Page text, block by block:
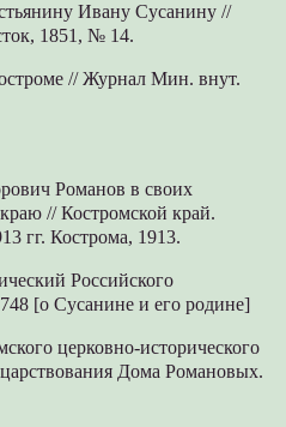
Ивану Сусанину //
1851, № 14.
// Журнал Мин. внут.
Романов в своих
// Костромской край.
гг. Кострома, 1913.
Российского
[о Сусанине и его родине]
церковно-исторического
Дома Романовых.